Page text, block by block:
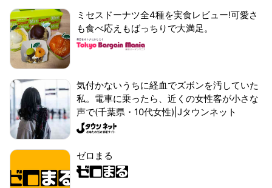
ミセスドーナツ全4種を実食レビュー!可愛さ
も食べ応えもばっちりで大満足。
気付かないうちに経血でズボンを汚していた
私。電車に乗ったら、近くの女性客が小さな
声で(千葉県・10代女性)|Jタウンネット
ゼロまる